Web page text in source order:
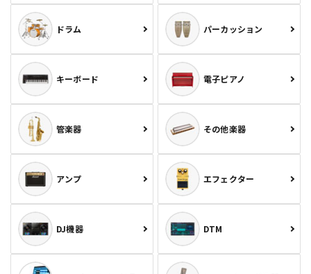
ドラム パーカッション
キーボード 電子ピアノ
管楽器 その他楽器
アンプ エフェクター
DJ機器 DTM